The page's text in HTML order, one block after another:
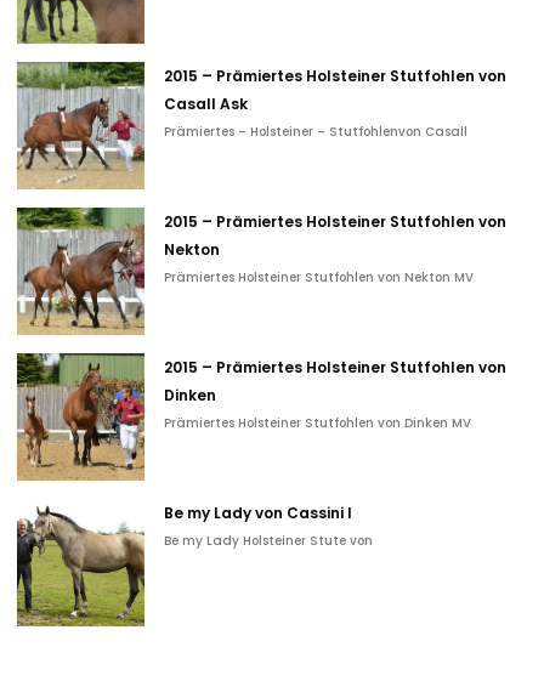
2015 – Prämiertes Holsteiner Stutfohlen von
Casall Ask
Prämiertes – Holsteiner – Stutfohlenvon Casall
2015 – Prämiertes Holsteiner Stutfohlen von
Nekton
Prämiertes Holsteiner Stutfohlen von Nekton MV
2015 – Prämiertes Holsteiner Stutfohlen von
Dinken
Prämiertes Holsteiner Stutfohlen von Dinken MV
Be my Lady von Cassini I
Be my Lady Holsteiner Stute von